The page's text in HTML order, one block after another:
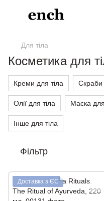
Для тіла
Косметика для
Креми для тіла Скраби
Олії для тіла Маска для
Інше для тіла
Фільтр
Доставка з ЄС